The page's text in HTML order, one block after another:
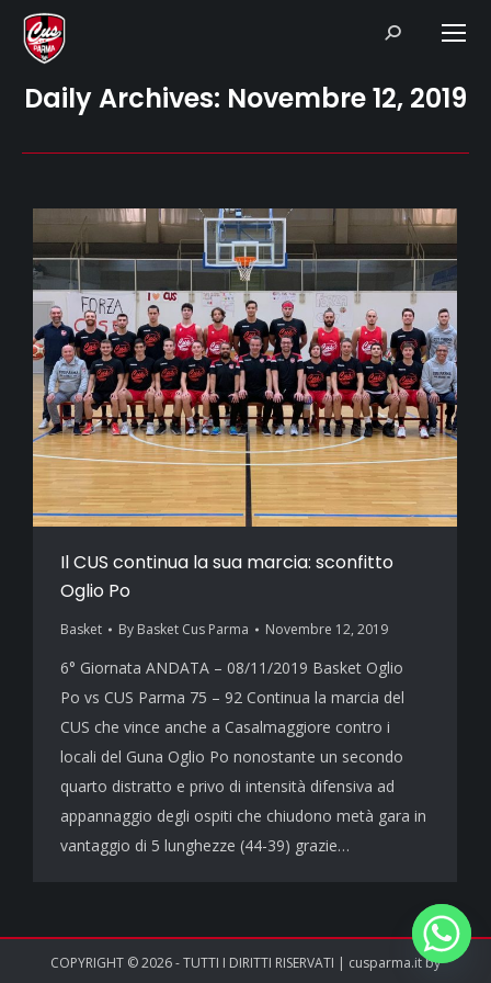
Search:
Daily Archives: Novembre 12, 2019
Il CUS continua la sua marcia: sconfitto
Oglio Po
Basket By Basket Cus Parma Novembre 12, 2019
6° Giornata ANDATA – 08/11/2019 Basket Oglio
Po vs CUS Parma 75 – 92 Continua la marcia del
CUS che vince anche a Casalmaggiore contro i
locali del Guna Oglio Po nonostante un secondo
quarto distratto e privo di intensità difensiva ad
appannaggio degli ospiti che chiudono metà gara in
vantaggio di 5 lunghezze (44-39) grazie…
COPYRIGHT © 2026 - TUTTI I DIRITTI RISERVATI | cusparma.it by